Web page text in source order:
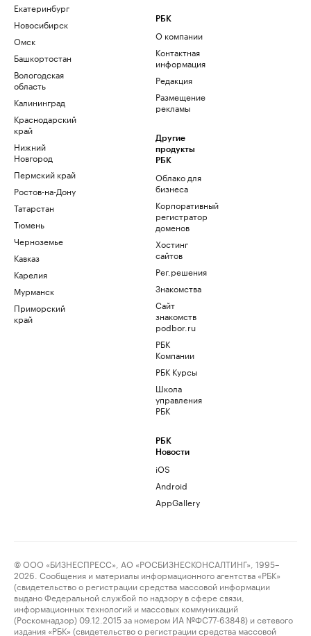
Екатеринбург
Новосибирск
Омск
Башкортостан
Вологодская
область
Калининград
Краснодарский
край
Нижний
Новгород
Пермский край
Ростов-на-Дону
Татарстан
Тюмень
Черноземье
Кавказ
Карелия
Мурманск
Приморский
край
РБК
О компании
Контактная
информация
Редакция
Размещение
рекламы
Другие
продукты
РБК
Облако для
бизнеса
Корпоративный
регистратор
доменов
Хостинг
сайтов
Рег.решения
Знакомства
Сайт
знакомств
podbor.ru
РБК
Компании
РБК Курсы
Школа
управления
РБК
РБК
Новости
iOS
Android
AppGallery
© ООО «БИЗНЕСПРЕСС», АО «РОСБИЗНЕСКОНСАЛТИНГ», 1995–
2026. Сообщения и материалы информационного агентства «РБК»
(свидетельство о регистрации средства массовой информации
выдано Федеральной службой по надзору в сфере связи,
информационных технологий и массовых коммуникаций
(Роскомнадзор) 09.12.2015 за номером ИА №ФС77-63848) и сетевого
издания «РБК» (свидетельство о регистрации средства массовой